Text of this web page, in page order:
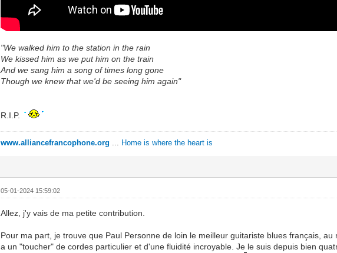
"We walked him to the station in the rain
We kissed him as we put him on the train
And we sang him a song of times long gone
Though we knew that we'd be seeing him again"
R.I.P.
www.alliancefrancophone.org ... Home is where the heart is
05-01-2024 15:59:02
Allez, j'y vais de ma petite contribution.
Pour ma part, je trouve que Paul Personne de loin le meilleur guitariste blues français,
a un "toucher" de cordes particulier et d'une fluidité incroyable. Je le suis depuis bien